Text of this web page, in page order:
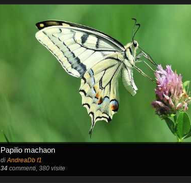
Papilio machaon
diAndreaDb f1
34commenti, 380 visite